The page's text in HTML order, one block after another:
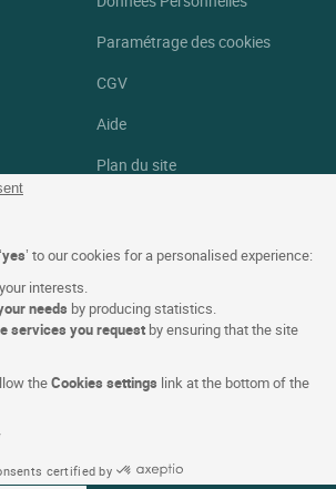
yes’ to our cookies for a personalised experience:
interests.
needs by producing statistics.
services you request by ensuring that the site
theCookies settings link at the bottom of the
certified by
Paramétrage des cookies
CGV
Aide
Plan du site